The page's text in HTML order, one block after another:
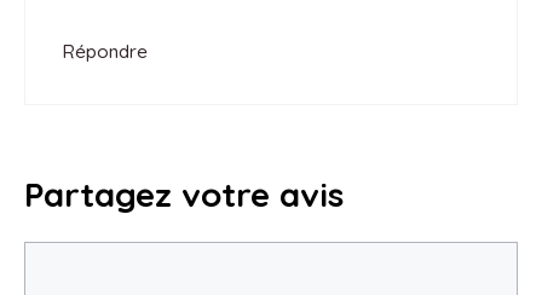
Répondre
Partagez votre avis